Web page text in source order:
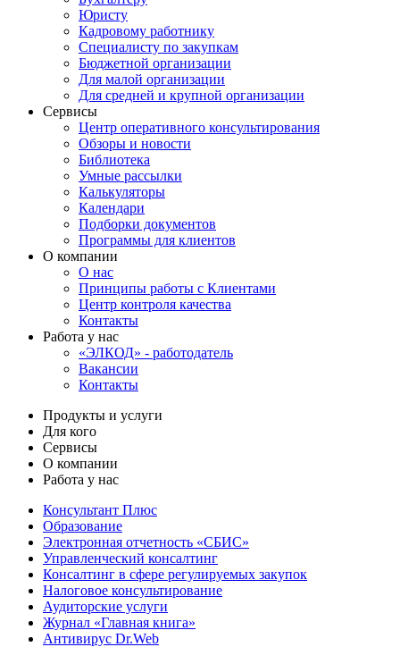
Юристу
Кадровому работнику
Специалисту по закупкам
Бюджетной организации
Для малой организации
Для средней и крупной организации
Сервисы
Центр оперативного консультирования
Обзоры и новости
Библиотека
Умные рассылки
Калькуляторы
Календари
Подборки документов
Программы для клиентов
О компании
О нас
Принципы работы с Клиентами
Центр контроля качества
Контакты
Работа у нас
«ЭЛКОД» - работодатель
Вакансии
Контакты
Продукты и услуги
Для кого
Сервисы
О компании
Работа у нас
Консультант Плюс
Образование
Электронная отчетность «СБИС»
Управленческий консалтинг
Консалтинг в сфере регулируемых закупок
Налоговое консультирование
Аудиторские услуги
Журнал «Главная книга»
Антивирус Dr.Web